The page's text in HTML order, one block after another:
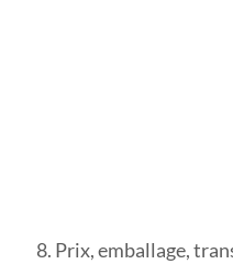
Prix, emballage,